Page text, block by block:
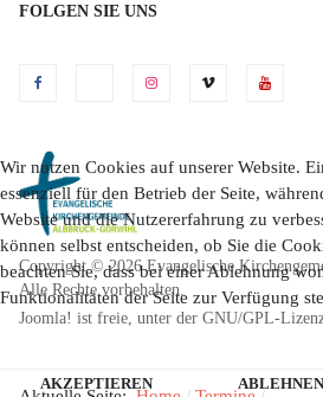
FOLGEN SIE UNS
Copyright © 2026 Evangelische
Alle Rechte vorbehalten.
Joomla! ist freie, unter der GNU/GPL-
Wir nutzen Cookies auf unserer Website.
essenziell für den Betrieb der Seite,
Website und die Nutzererfahrung zu
können selbst entscheiden, ob Sie die
beachten Sie, dass bei einer Ablehnung
Funktionalitäten der Seite zur Verfügung
AKZEPTIEREN ABLEHNEN